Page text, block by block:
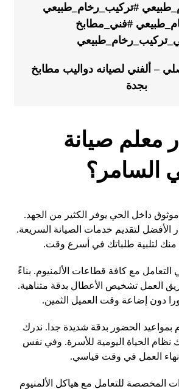
#تركيب_رخام_طبيعي
#فني_مطابخ
– ألفني لصيانه دواليب مطابخ
بجدة
معلم صيانة
السامر؟
داخل الحي يوفر الكثير من الجهد.
الأفضل لتقديم خدمات الصيانة السريعة.
منك لتلبية طلباتك في أسرع وقت.
مع كافة قطاعات الألمنيوم. بناءً
العمل تشخيص الأعطال بدقة متناهية.
دون إضاعة وقت العميل الثمين.
بمواعيد الحضور بدقة شديدة جدا. ندرك
نظام الحياة اليومية للأسرة. وفي نفس
العمل في وقت قياسي.
المخصصة للتعامل مع هياكل الألمنيوم